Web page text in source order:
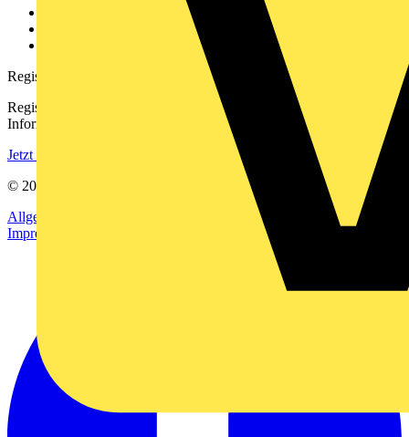
Downloadbereich (PDFs)
Registrierung
Registrieren Sie sich kostenlos und erhalten Sie stets aktuelle
Informationen aus der Elektroindustrie.
Jetzt registrieren
© 2002-
Allgemeine Geschäftsbedingungen
Datenschutzerklärung
Impressum